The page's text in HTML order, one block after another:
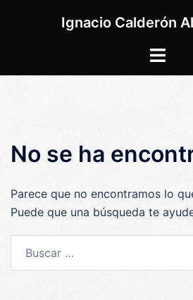
Ignacio Calderón
Alternar
No se ha
Parece que no encontramos lo
Puede que una búsqueda te